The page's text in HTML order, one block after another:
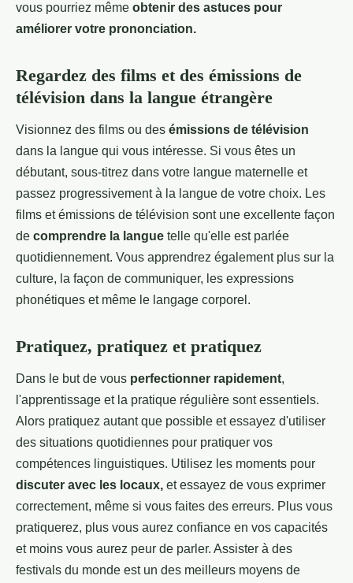
vous pourriez même obtenir des astuces pour
améliorer votre prononciation.
Regardez des films et des émissions de
télévision dans la langue étrangère
Visionnez des films ou des émissions de télévision
dans la langue qui vous intéresse. Si vous êtes un
débutant, sous-titrez dans votre langue maternelle et
passez progressivement à la langue de votre choix. Les
films et émissions de télévision sont une excellente façon
de comprendre la langue telle qu'elle est parlée
quotidiennement. Vous apprendrez également plus sur la
culture, la façon de communiquer, les expressions
phonétiques et même le langage corporel.
Pratiquez, pratiquez et pratiquez
Dans le but de vous perfectionner rapidement,
l'apprentissage et la pratique régulière sont essentiels.
Alors pratiquez autant que possible et essayez d'utiliser
des situations quotidiennes pour pratiquer vos
compétences linguistiques. Utilisez les moments pour
discuter avec les locaux, et essayez de vous exprimer
correctement, même si vous faites des erreurs. Plus vous
pratiquerez, plus vous aurez confiance en vos capacités
et moins vous aurez peur de parler. Assister à des
festivals du monde est un des meilleurs moyens de